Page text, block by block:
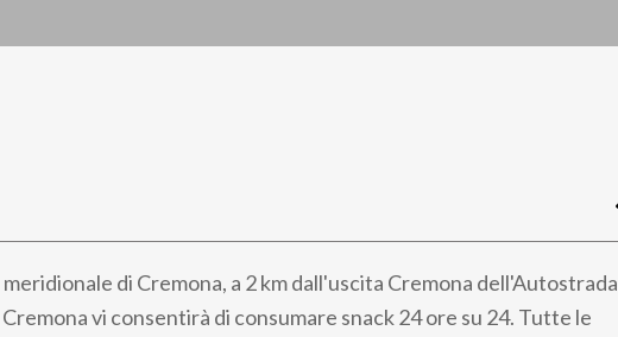
di Cremona, a 2 km dall'uscita Cremona dell'Autostrada
vi consentirà di consumare snack 24 ore su 24. Tutte le